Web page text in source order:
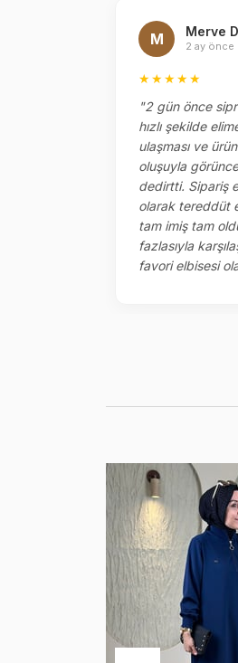
M Merve
2 ay önce
★★★★★
"2 gün önce
hızlı şekilde
ulaşması ve
oluşuyla görünce iyiki sipariş etmişim
dedirtti. Sipariş
olarak tereddüt
tam imiş tam
fazlasıyla
favori elbisesi